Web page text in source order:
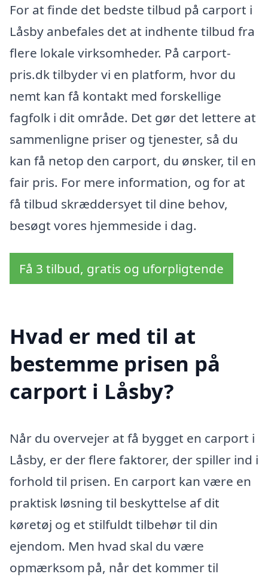
For at finde det bedste tilbud på carport i
Låsby anbefales det at indhente tilbud fra
flere lokale virksomheder. På carport-
pris.dk tilbyder vi en platform, hvor du
nemt kan få kontakt med forskellige
fagfolk i dit område. Det gør det lettere at
sammenligne priser og tjenester, så du
kan få netop den carport, du ønsker, til en
fair pris. For mere information, og for at
få tilbud skræddersyet til dine behov,
besøgt vores hjemmeside i dag.
Få 3 tilbud, gratis og uforpligtende
Hvad er med til at
bestemme prisen på
carport i Låsby?
Når du overvejer at få bygget en carport i
Låsby, er der flere faktorer, der spiller ind i
forhold til prisen. En carport kan være en
praktisk løsning til beskyttelse af dit
køretøj og et stilfuldt tilbehør til din
ejendom. Men hvad skal du være
opmærksom på, når det kommer til